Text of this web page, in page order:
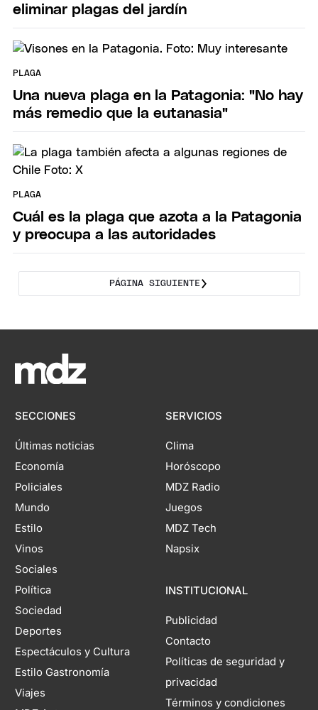
eliminar plagas del jardín
PLAGA
Una nueva plaga en la Patagonia: "No hay
más remedio que la eutanasia"
PLAGA
Cuál es la plaga que azota a la Patagonia
y preocupa a las autoridades
PÁGINA SIGUIENTE
SECCIONES
Últimas noticias
Economía
Policiales
Mundo
Estilo
Vinos
Sociales
Política
Sociedad
Deportes
Espectáculos y Cultura
Estilo Gastronomía
Viajes
SERVICIOS
Clima
Horóscopo
MDZ Radio
Juegos
MDZ Tech
Napsix
INSTITUCIONAL
Publicidad
Contacto
Políticas de seguridad y
privacidad
Términos y condiciones